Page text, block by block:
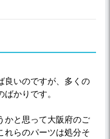
良いのですが、多くの
かりです。
かと思って大阪府のご
れらのパーツは処分そ